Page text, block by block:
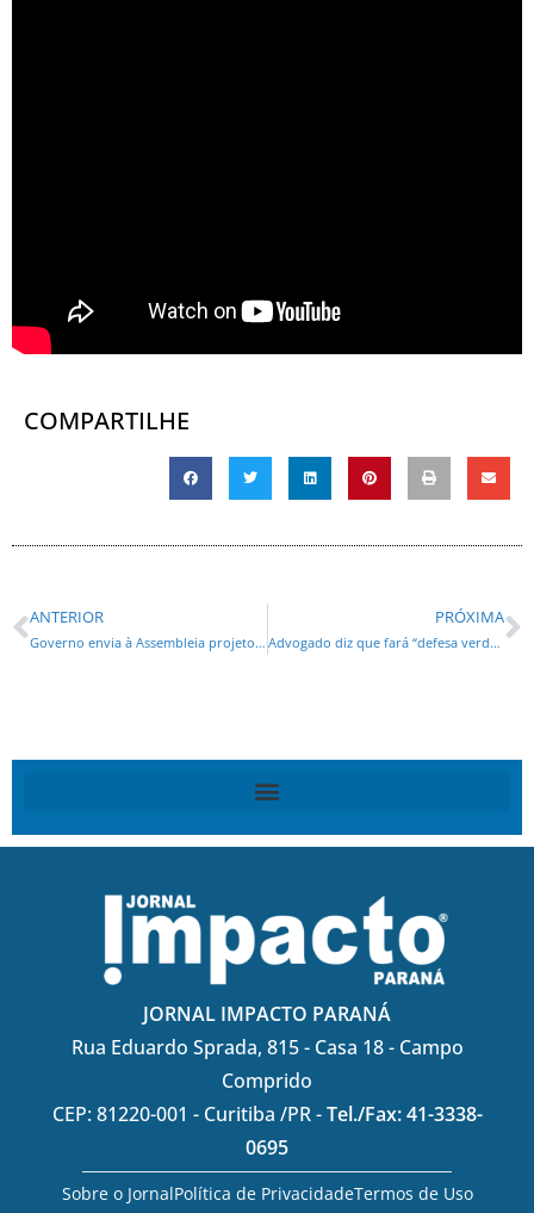
COMPARTILHE
ANTERIOR
Governo envia à Assembleia projeto de lei para tornar IPVA do Paraná o mais barato do Brasil
PRÓXIMA
Advogado diz que fará “defesa verdadeira” e que Bolsonaro não está bem
JORNAL IMPACTO PARANÁ
Rua Eduardo Sprada, 815 - Casa 18 - Campo
Comprido
CEP: 81220-001 - Curitiba /PR -Tel./Fax: 41-3338-
0695
Sobre o JornalPolítica de PrivacidadeTermos de Uso